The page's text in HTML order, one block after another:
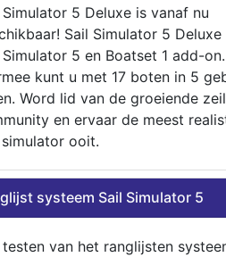
Simulator 5 Deluxe is vanaf nu
Sail Simulator 5
Simulator 5 en Boatset 1 add-on.
kunt u met 17 boten in 5
Word lid van de groeiende zeil
en ervaar de meest
ooit.
systeem Sail Simulator 5
van het ranglijsten